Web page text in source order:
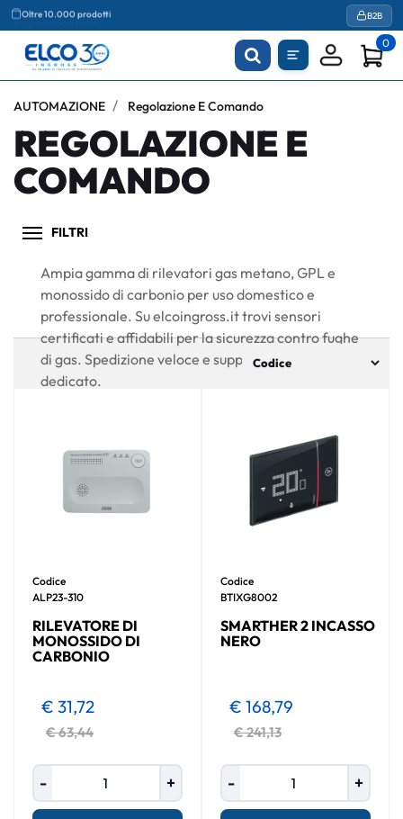
Agevolazioni fiscali B2B
0
AUTOMAZIONE Regolazione E Comando
REGOLAZIONE E
COMANDO
Ampia gamma di rilevatori gas metano, GPL e
monossido di carbonio per uso domestico e
professionale. Su elcoingross.it trovi sensori
certificati e affidabili per la sicurezza contro fughe
di gas. Spedizione veloce e supporto tecnico
dedicato.
Codice
ALP23-310
RILEVATORE DI
MONOSSIDO DI
CARBONIO
€ 63,44
€ 31,72
Codice
BTIXG8002
SMARTHER 2 INCASSO
NERO
€ 241,13
€ 168,79
FILTRI